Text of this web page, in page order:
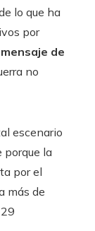
lo que ha
por
mensaje de
no
escenario
porque la
por el
más de